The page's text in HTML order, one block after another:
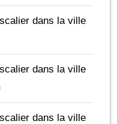
dans la ville
dans la ville
dans la ville